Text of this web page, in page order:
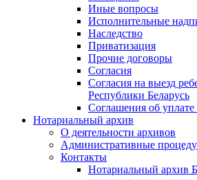
Иные вопросы
Исполнительные
Наследство
Приватизация
Прочие договоры
Согласия
Согласия на выезд
Республики Беларусь
Соглашения об уплате
Нотариальный архив
О деятельности архивов
Административные
Контакты
Нотариальный архив